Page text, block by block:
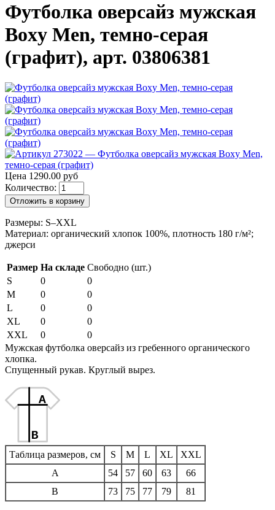
Футболка оверсайз мужская
Boxy Men, темно-серая
(графит), арт. 03806381
Цена 1290.00 руб
Количество:
Отложить в корзину
Размеры: S–XXL
Материал: органический хлопок 100%, плотность 180 г/м²;
джерси
Размер На складе Свободно (шт.)
S
0
0
M
0
0
L
0
0
XL
0
0
XXL
0
0
Мужская футболка оверсайз из гребенного органического
хлопка.
Спущенный рукав. Круглый вырез.
Таблица размеров, см S M L XL
XXL
A
54 57 60 63
66
B
73 75 77 79 81